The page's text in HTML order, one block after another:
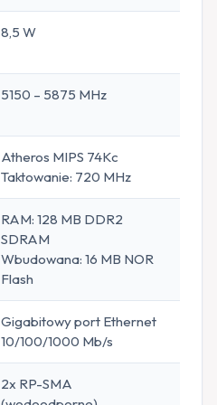
8,5 W
5150 – 5875 MHz
Atheros MIPS 74Kc
Taktowanie: 720 MHz
RAM: 128 MB DDR2
SDRAM
Wbudowana: 16 MB NOR
Flash
Gigabitowy port Ethernet
10/100/1000 Mb/s
2x RP-SMA